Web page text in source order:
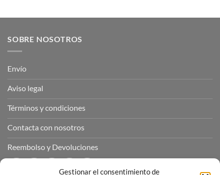
Gestionar el consentimiento de
SOBRE NOSOTROS
Envío
Aviso legal
Términos y condiciones
Contacta con nosotros
Reembolso y Devoluciones